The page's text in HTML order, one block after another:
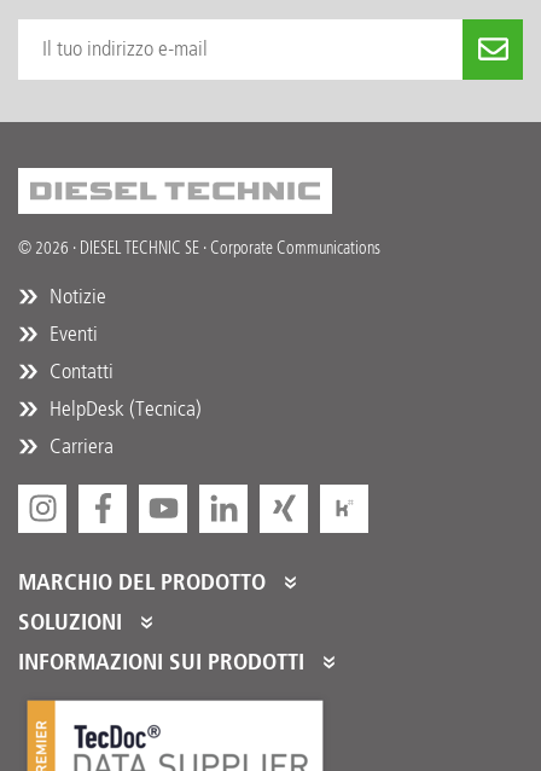
© 2026 · DIESEL TECHNIC SE · Corporate Communications
Notizie
Eventi
Contatti
HelpDesk (Tecnica)
Carriera
MARCHIO DEL PRODOTTO
DT Spare Parts
SOLUZIONI
Partner Portal
Servizi per i nostri distributori
INFORMAZIONI SUI PRODOTTI
Cataloghi prodotti
Product Promotions